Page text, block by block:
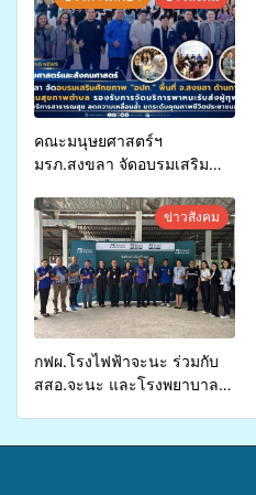
คณะมนุษยศาสตร์ฯ
มรภ.สงขลา จัดอบรมเสริม
จ่ายงบกองทุนสุขภาพตำบล
รองรับการจัดบริการพาหนะรับ
ส่งผู้ทุพพลภาพเพื่อเข้ารับ
บริการสาธารณสุข ลดความ
เหลื่อมล้ำ ยกระดับคุณภาพ
ชีวิตประชาชนอย่างยั่งยืน
ข่าวสังคม
กฟผ.โรงไฟฟ้าจะนะ ร่วมกับ
สสอ.จะนะ และโรงพยาบาล